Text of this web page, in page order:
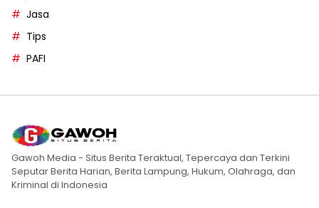
Jasa
Tips
PAFI
Gawoh Media - Situs Berita Teraktual, Tepercaya dan Terkini
Seputar Berita Harian, Berita Lampung, Hukum, Olahraga, dan
Kriminal di Indonesia